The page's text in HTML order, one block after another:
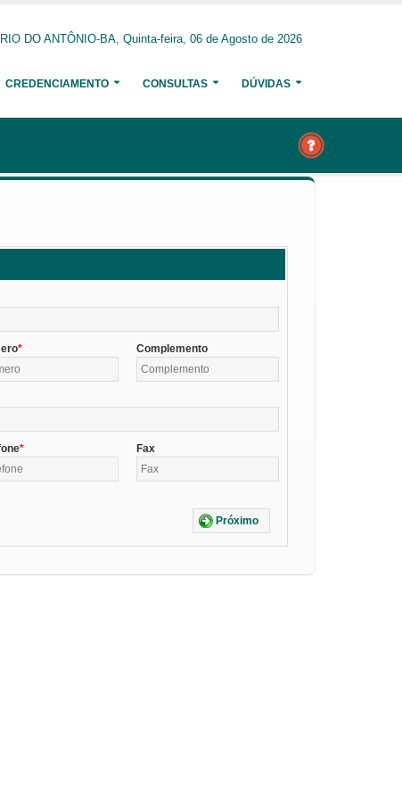
RIO DO ANTÔNIO-BA, Quinta-feira, 06 de Agosto de 2026
CREDENCIAMENTO CONSULTAS DÚVIDAS
Complemento
Fax
Próximo